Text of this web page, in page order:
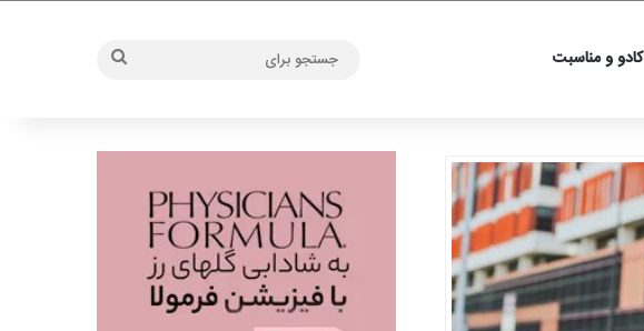
کادو و مناسبت
جستجو